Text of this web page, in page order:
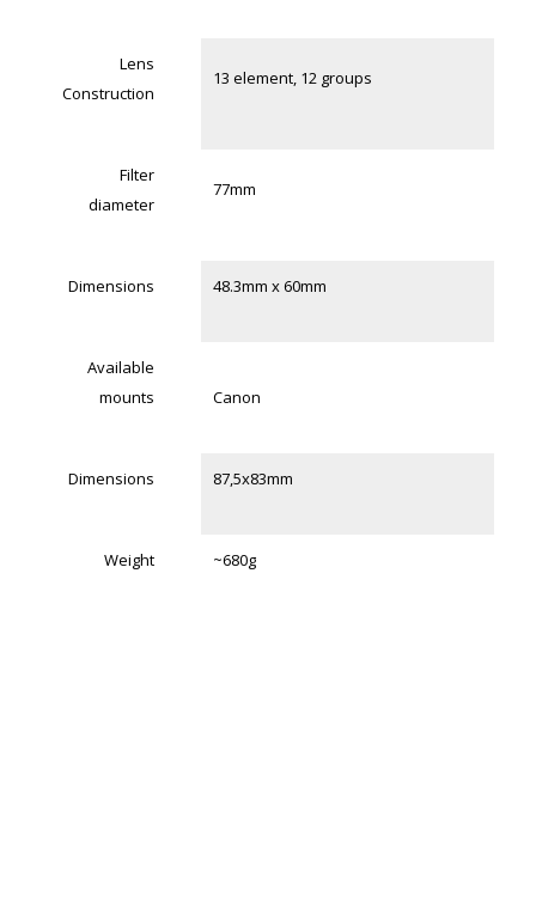
Lens
Construction
13 element, 12 groups
Filter
diameter
77mm
Dimensions 48.3mm x 60mm
Available
mounts
Canon
Dimensions 87,5x83mm
Weight ~680g